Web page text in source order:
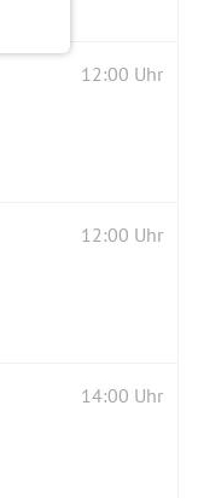
12:00 Uhr
12:00 Uhr
14:00 Uhr